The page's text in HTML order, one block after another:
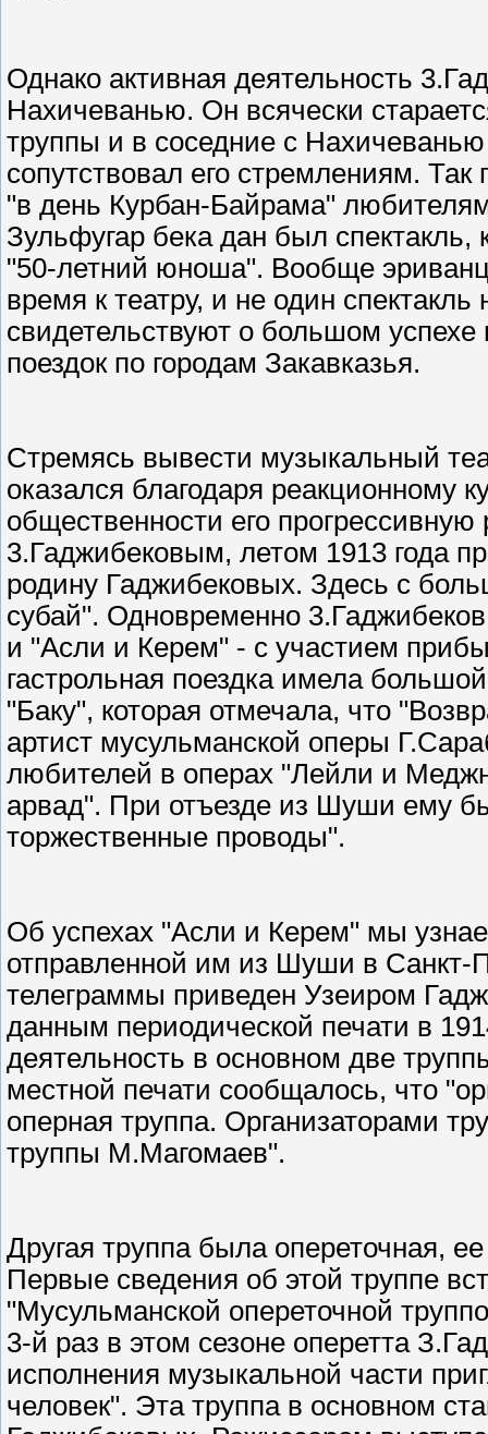
Однако активная деятельность
Нахичеванью. Он всячески
труппы и в соседние с Нахичеванью
сопутствовал его стремлениям.
"в день Курбан-Байрама"
Зульфугар бека дан был
"50-летний юноша". Вообще
время к театру, и не один
свидетельствуют о большом
поездок по городам Закавказья.
Стремясь вывести музыкальный
оказался благодаря реакционному
общественности его
3.Гаджибековым, летом 1913 года
родину Гаджибековых. Здесь с
субай". Одновременно
и "Асли и Керем" - с участием
гастрольная поездка имела
"Баку", которая отмечала, что
артист мусульманской оперы
любителей в операх "Лейли и
арвад". При отъезде из Шуши ему
торжественные проводы".
Об успехах "Асли и Керем" мы
отправленной им из Шуши в Санкт-
телеграммы приведен Узеиром
данным периодической печати в
деятельность в основном две
местной печати сообщалось, что
оперная труппа. Организаторами
труппы М.Магомаев".
Другая труппа была опереточная,
Первые сведения об этой труппе
"Мусульманской опереточной
3-й раз в этом сезоне оперетта
исполнения музыкальной части
человек". Эта труппа в основном